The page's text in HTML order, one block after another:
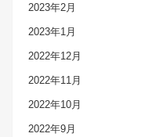
2023年2月
2023年1月
2022年12月
2022年11月
2022年10月
2022年9月